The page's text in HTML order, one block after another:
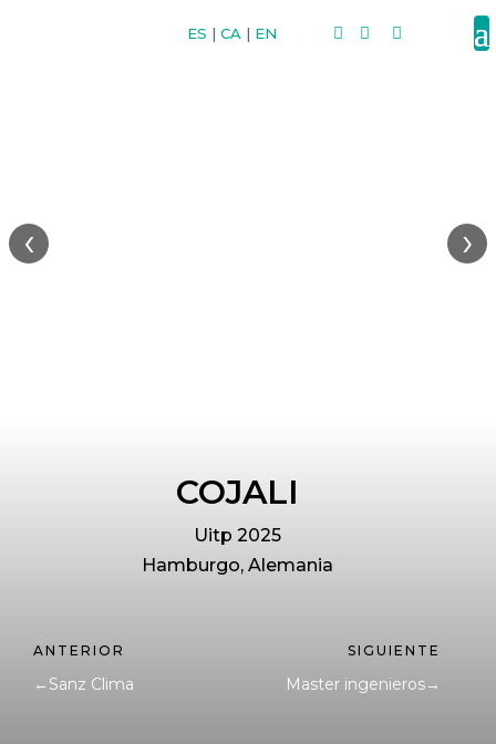
  
ES | CA | EN
‹ ›
COJALI
Uitp 2025
Hamburgo, Alemania
← Sanz Clima Master ingenieros→